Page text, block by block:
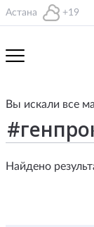
Астана +19
Вы искали все
Найдено